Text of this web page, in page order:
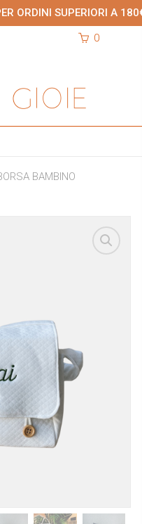
ORDINI SUPERIORI A
0
BAMBINO